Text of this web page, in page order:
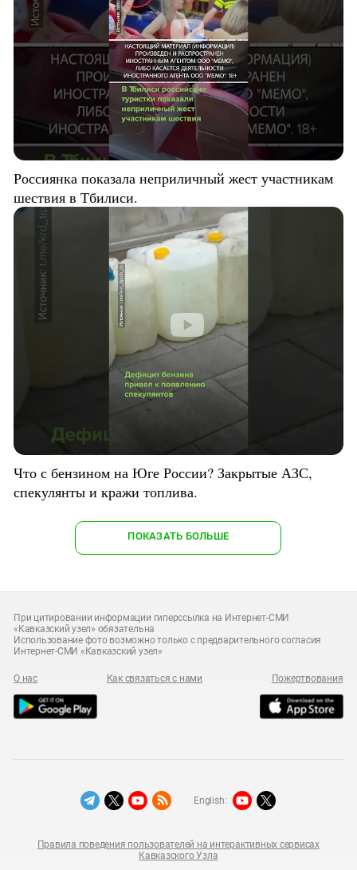
Россиянка показала неприличный жест участникам
шествия в Тбилиси.
Что с бензином на Юге России? Закрытые АЗС,
спекулянты и кражи топлива.
ПОКАЗАТЬ БОЛЬШЕ
При цитировании информации гиперссылка на Интернет-СМИ
«Кавказский узел» обязательна
Использование фото возможно только с предварительного согласия
Интернет-СМИ «Кавказский узел»
О нас Как связаться с нами Пожертвования
Правила поведения пользователей на интерактивных сервисах
Кавказского Узла
English: